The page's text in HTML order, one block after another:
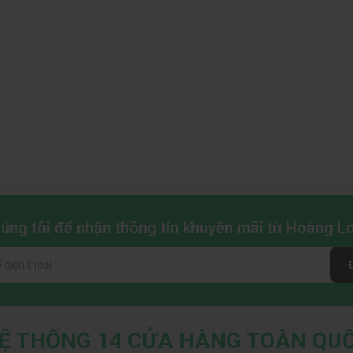
tôi để nhận thông tin khuyến mãi từ Hoàng
THỐNG 14 CỬA HÀNG TOÀN